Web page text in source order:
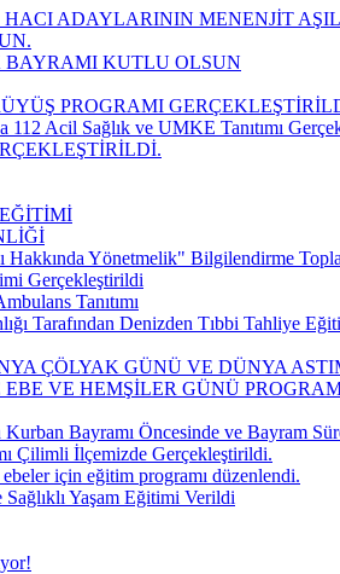
ADAYLARININ MENENJİT
BAYRAMI KUTLU OLSUN
PROGRAMI
Acil Sağlık ve UMKE Tanıtımı
Hakkında Yönetmelik" Bilgilendirme
Gerçekleştirildi
Tanıtımı
Tarafından Denizden Tıbbi Tahliye
ÇÖLYAK GÜNÜ VE DÜNYA
VE HEMŞİLER GÜNÜ
Bayramı Öncesinde ve Bayram
Çilimli İlçemizde Gerçekleştirildi.
için eğitim programı düzenlendi.
Yaşam Eğitimi Verildi